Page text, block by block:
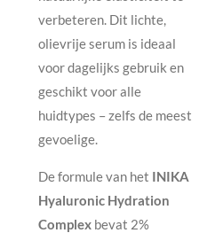
verbeteren. Dit lichte,
olievrije serum is ideaal
voor dagelijks gebruik en
geschikt voor alle
huidtypes – zelfs de meest
gevoelige.
De formule van het INIKA
Hyaluronic Hydration
Complex bevat 2%